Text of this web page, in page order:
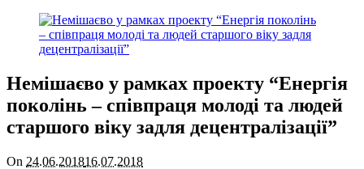
Немішаєво у рамках проекту “Енергія
поколінь – співпраця молоді та людей
старшого віку задля децентралізації”
On 24.06.201816.07.2018